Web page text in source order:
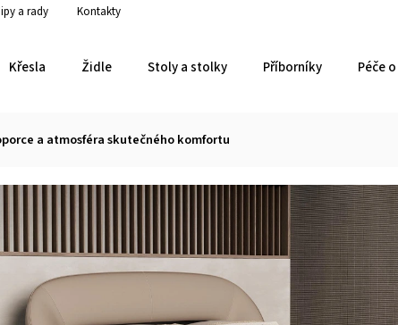
a rady Kontakty
Křesla Židle Stoly a stolky Příborníky Péče
a atmosféra skutečného komfortu